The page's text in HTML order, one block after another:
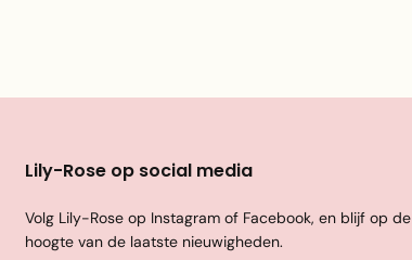
Lily-Rose op social media
Volg Lily-Rose op Instagram of Facebook, en blijf op de
hoogte van de laatste nieuwigheden.